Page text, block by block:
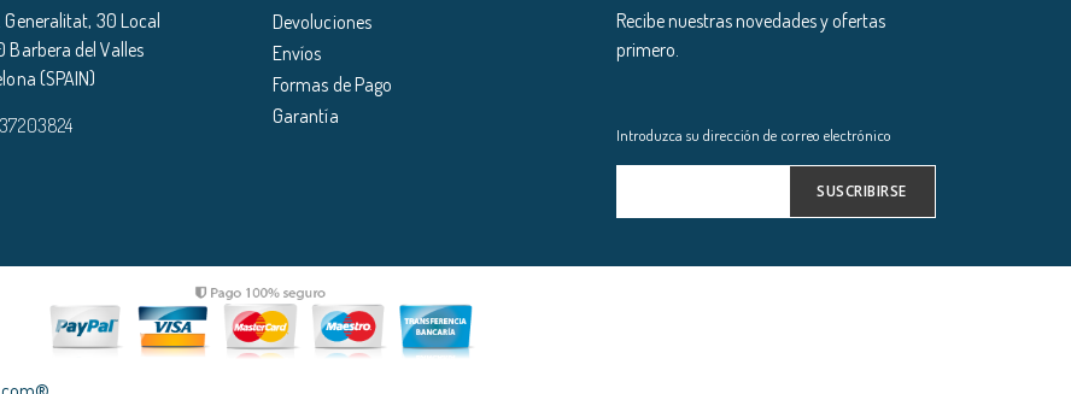
Generalitat, 30 Local
Barbera del Valles
(SPAIN)
Devoluciones
Envíos
Formas de Pago
Garantía
Recibe nuestras novedades y ofertas
primero.
Introduzca su dirección de correo electrónico
SUSCRIBIRSE